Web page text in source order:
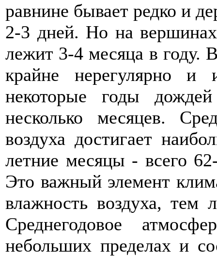
равнине бывает редко и
2-3 дней. Но на
лежит 3-4 месяца в году.
крайне нерегулярно и
некоторые годы
несколько месяцев.
воздуха достигает
летние месяцы - всего
Это важный элемент
влажность воздуха, тем
Среднегодовое
небольших пределах и